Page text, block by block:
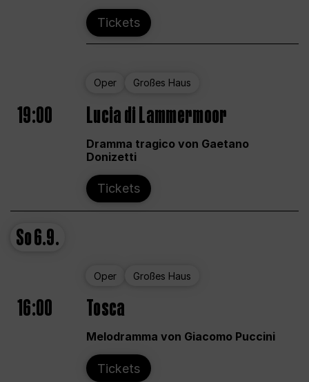
Tickets
Oper Großes Haus
19:00 Lucia di Lammermoor
Dramma tragico von Gaetano
Donizetti
Tickets
So6.9.
Oper Großes Haus
16:00 Tosca
Melodramma von Giacomo Puccini
Tickets